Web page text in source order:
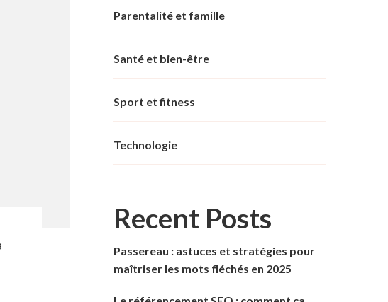
Parentalité et famille
Santé et bien-être
Sport et fitness
Technologie
Recent Posts
Passereau : astuces et stratégies pour
maîtriser les mots fléchés en 2025